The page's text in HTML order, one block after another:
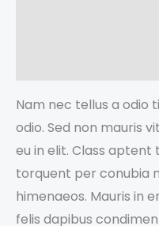
Nam nec tellus a odio
odio. Sed non mauris
eu in elit. Class
torquent per conubia
himenaeos. Mauris in
felis dapibus